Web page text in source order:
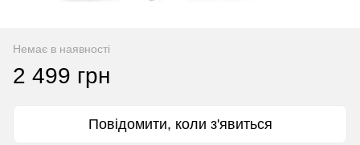
Немає в наявності
2 499 грн
Повідомити, коли з'явиться